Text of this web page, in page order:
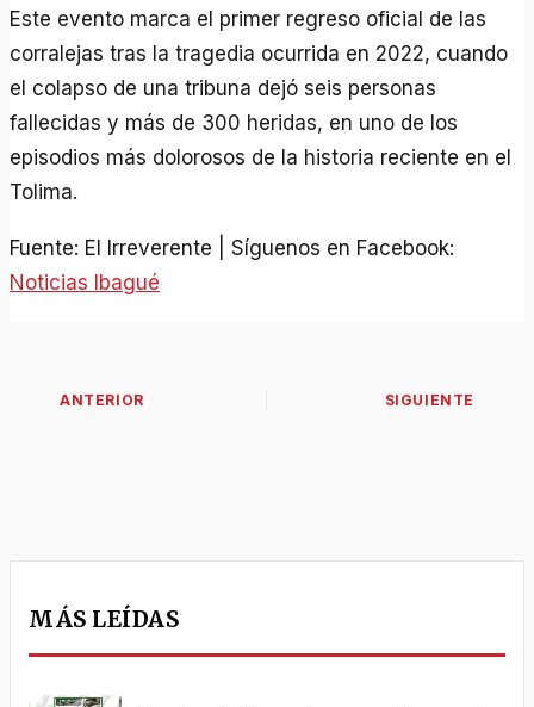
Este evento marca el primer regreso oficial de las
corralejas tras la tragedia ocurrida en 2022, cuando
el colapso de una tribuna dejó seis personas
fallecidas y más de 300 heridas, en uno de los
episodios más dolorosos de la historia reciente en el
Tolima.
Fuente: El Irreverente | Síguenos en Facebook:
Noticias Ibagué
MÁS LEÍDAS